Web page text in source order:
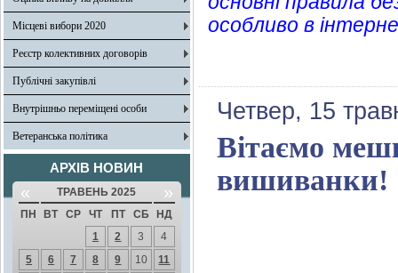
Місцеві вибори 2020
Реєстр колективних договорів
Публічні закупівлі
Внутрішньо переміщені особи
Ветеранська політика
АРХІВ НОВИН
« ТРАВЕНЬ 2025 »
ПН ВТ СР ЧТ ПТ СБ
НД
1
2 3
4
5
6 7 8 9 10
11
особливо в
Четвер, 15
Вітаємо
вишиванки!